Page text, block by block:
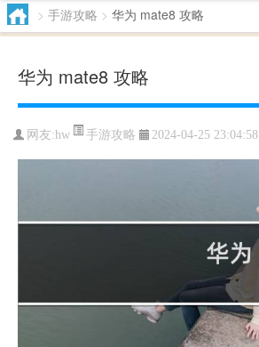
> 手游攻略 > 华为 mate8 攻略
华为 mate8 攻略
网友:hw 手游攻略 2024-04-25 23:04:58